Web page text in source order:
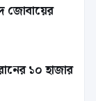
জোবায়ের
১০ হাজার